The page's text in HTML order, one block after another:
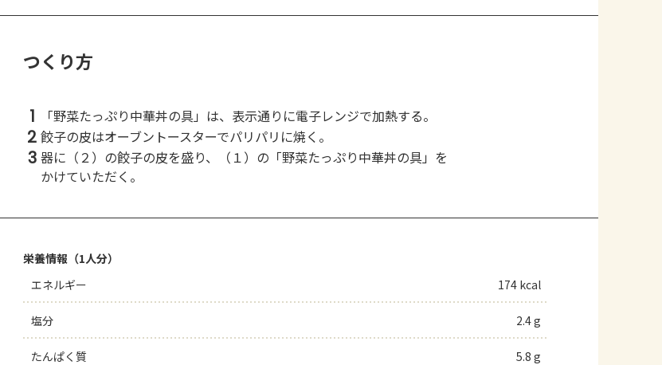
もっと見る
つくり方
1 「野菜たっぷり中華丼の具」は、表示通りに電子レンジで加熱する。
2 餃子の皮はオーブントースターでパリパリに焼く。
3 器に（２）の餃子の皮を盛り、（１）の「野菜たっぷり中華丼の具」を
かけていただく。
栄養情報（1人分）
エネルギー
174 kcal
塩分 2.4 g
たんぱく質 5.8 g